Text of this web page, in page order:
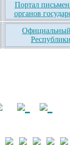
Портал
органов
Официальный